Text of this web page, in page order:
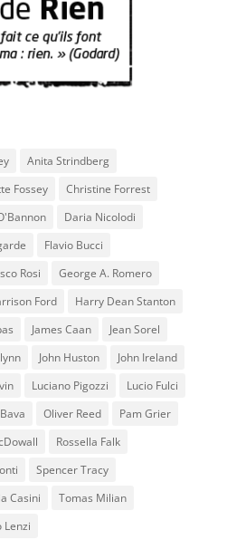
Anita Strindberg
Fossey
Christine Forrest
Daria Nicolodi
Flavio Bucci
Rosi
George A. Romero
Ford
Harry Dean Stanton
James Caan
Jean Sorel
John Huston
John Ireland
Luciano Pigozzi
Lucio Fulci
Oliver Reed
Pam Grier
Rossella Falk
Spencer Tracy
Casini
Tomas Milian
Lenzi